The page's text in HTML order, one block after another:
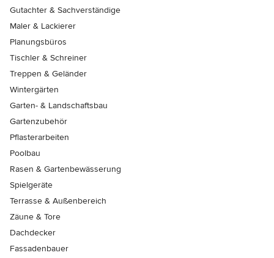
Gutachter & Sachverständige
Maler & Lackierer
Planungsbüros
Tischler & Schreiner
Treppen & Geländer
Wintergärten
Garten- & Landschaftsbau
Gartenzubehör
Pflasterarbeiten
Poolbau
Rasen & Gartenbewässerung
Spielgeräte
Terrasse & Außenbereich
Zäune & Tore
Dachdecker
Fassadenbauer